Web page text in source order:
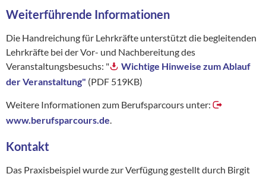
Weiterführende Informationen
Die Handreichung für Lehrkräfte unterstützt die begleitenden
Lehrkräfte bei der Vor- und Nachbereitung des
Veranstaltungsbesuchs: "
Wichtige Hinweise zum Ablauf
der Veranstaltung" (PDF 519KB)
Weitere Informationen zum Berufsparcours unter:
www.berufsparcours.de.
Kontakt
Das Praxisbeispiel wurde zur Verfügung gestellt durch Birgit